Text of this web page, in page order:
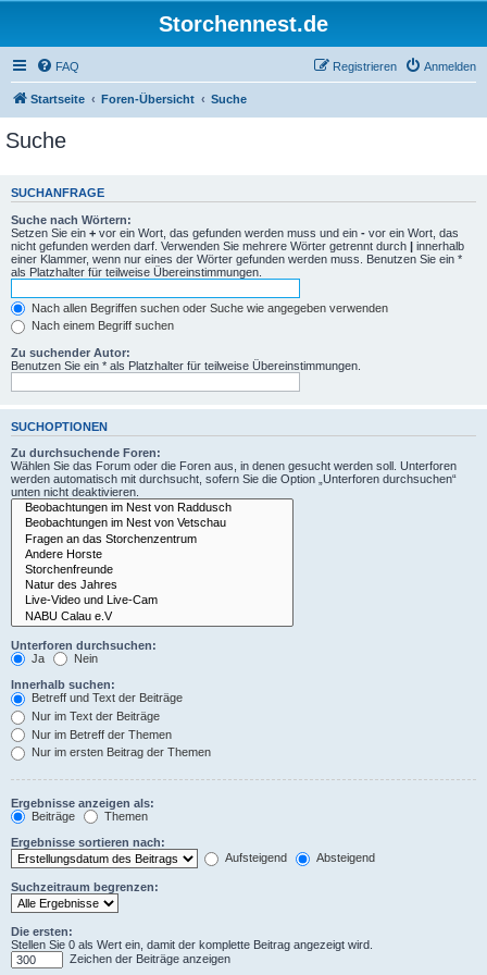
Storchennest.de
FAQ Anmelden
Registrieren
Startseite Foren-Übersicht Suche
Suche
SUCHANFRAGE
Suche nach Wörtern:
Setzen Sie ein + vor ein Wort, das gefunden werden muss und ein - vor ein Wort, das
nicht gefunden werden darf. Verwenden Sie mehrere Wörter getrennt durch | innerhalb
einer Klammer, wenn nur eines der Wörter gefunden werden muss. Benutzen Sie ein *
als Platzhalter für teilweise Übereinstimmungen.
Nach allen Begriffen suchen oder Suche wie angegeben verwenden
Nach einem Begriff suchen
Zu suchender Autor:
Benutzen Sie ein * als Platzhalter für teilweise Übereinstimmungen.
SUCHOPTIONEN
Zu durchsuchende Foren:
Wählen Sie das Forum oder die Foren aus, in denen gesucht werden soll. Unterforen
werden automatisch mit durchsucht, sofern Sie die Option „Unterforen durchsuchen“
unten nicht deaktivieren.
Unterforen durchsuchen:
Ja
Nein
Innerhalb suchen:
Betreff und Text der Beiträge
Nur im Text der Beiträge
Nur im Betreff der Themen
Nur im ersten Beitrag der Themen
Ergebnisse anzeigen als:
Beiträge
Themen
Ergebnisse sortieren nach:
Aufsteigend
Absteigend
Suchzeitraum begrenzen:
Die ersten:
Stellen Sie 0 als Wert ein, damit der komplette Beitrag angezeigt wird.
Zeichen der Beiträge anzeigen